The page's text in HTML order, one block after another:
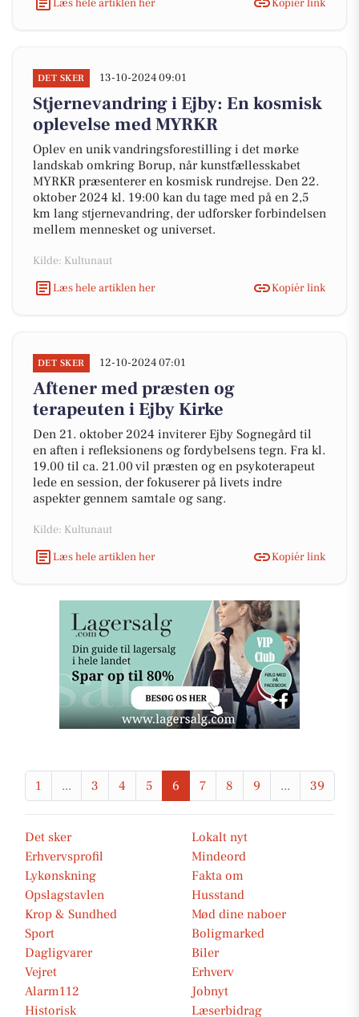
DET SKER 13-10-2024 09:01
Stjernevandring i Ejby: En kosmisk
oplevelse med MYRKR
Oplev en unik vandringsforestilling i det mørke
landskab omkring Borup, når kunstfællesskabet
MYRKR præsenterer en kosmisk rundrejse. Den 22.
oktober 2024 kl. 19:00 kan du tage med på en 2,5
km lang stjernevandring, der udforsker forbindelsen
mellem mennesket og universet.
Kilde: Kultunaut
Læs hele artiklen her
Kopiér link
DET SKER 12-10-2024 07:01
Aftener med præsten og
terapeuten i Ejby Kirke
Den 21. oktober 2024 inviterer Ejby Sognegård til
en aften i refleksionens og fordybelsens tegn. Fra kl.
19.00 til ca. 21.00 vil præsten og en psykoterapeut
lede en session, der fokuserer på livets indre
aspekter gennem samtale og sang.
Kilde: Kultunaut
Læs hele artiklen her
Kopiér link
1 ... 3 4 5 6 7 8 9 ... 39
Det sker
Lokalt nyt
Erhvervsprofil
Mindeord
Lykønskning
Fakta om
Opslagstavlen
Husstand
Krop & Sundhed
Mød dine naboer
Sport
Boligmarked
Dagligvarer
Biler
Vejret
Erhverv
Alarm112
Jobnyt
Historisk
Læserbidrag